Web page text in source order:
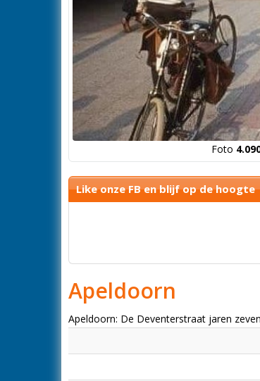
Foto
Like onze FB en blijf op de hoogte
Apeldoorn
Apeldoorn: De Deventerstraat jaren